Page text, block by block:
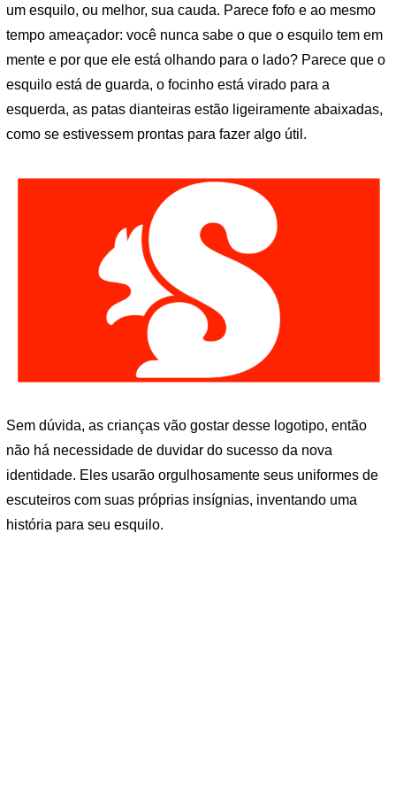
um esquilo, ou melhor, sua cauda. Parece fofo e ao mesmo
tempo ameaçador: você nunca sabe o que o esquilo tem em
mente e por que ele está olhando para o lado? Parece que o
esquilo está de guarda, o focinho está virado para a
esquerda, as patas dianteiras estão ligeiramente abaixadas,
como se estivessem prontas para fazer algo útil.
Sem dúvida, as crianças vão gostar desse logotipo, então
não há necessidade de duvidar do sucesso da nova
identidade. Eles usarão orgulhosamente seus uniformes de
escuteiros com suas próprias insígnias, inventando uma
história para seu esquilo.